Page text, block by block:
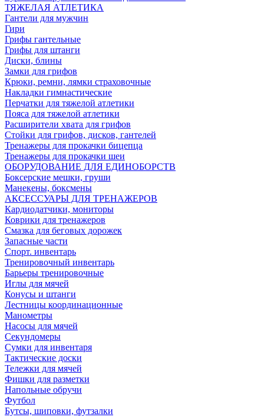
ТЯЖЕЛАЯ АТЛЕТИКА
Гантели для мужчин
Гири
Грифы гантельные
Грифы для штанги
Диски, блины
Замки для грифов
Крюки, ремни, лямки страховочные
Накладки гимнастические
Перчатки для тяжелой атлетики
Пояса для тяжелой атлетики
Расширители хвата для грифов
Стойки для грифов, дисков, гантелей
Тренажеры для прокачки бицепца
Тренажеры для прокачки шеи
ОБОРУДОВАНИЕ ДЛЯ ЕДИНОБОРСТВ
Боксерские мешки, груши
Манекены, боксмены
АКСЕССУАРЫ ДЛЯ ТРЕНАЖЕРОВ
Кардиодатчики, мониторы
Коврики для тренажеров
Смазка для беговых дорожек
Запасные части
Спорт. инвентарь
Тренировочный инвентарь
Барьеры тренировочные
Иглы для мячей
Конусы и штанги
Лестницы координационные
Манометры
Насосы для мячей
Секундомеры
Сумки для инвентаря
Тактические доски
Тележки для мячей
Фишки для разметки
Напольные обручи
Футбол
Бутсы, шиповки, футзалки